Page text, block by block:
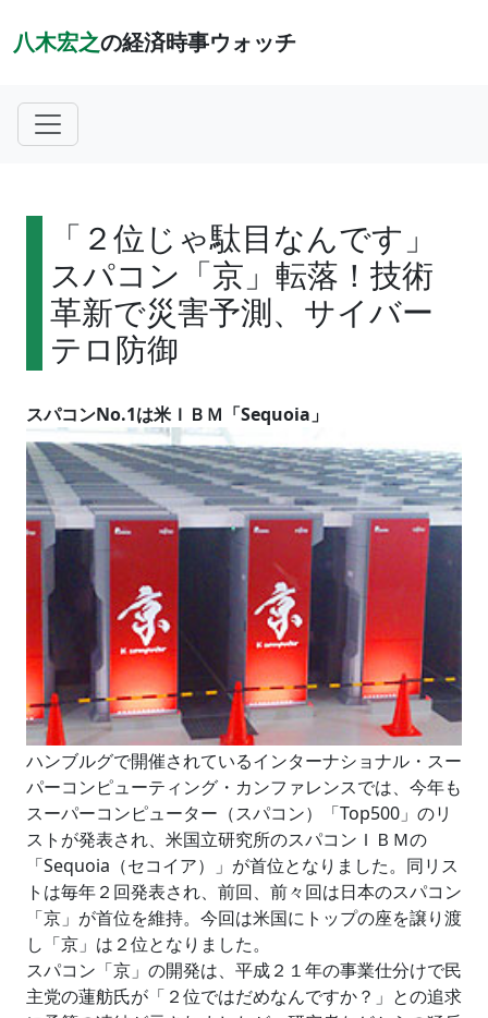
八木宏之の経済時事ウォッチ
「２位じゃ駄目なんです」
スパコン「京」転落！技術
革新で災害予測、サイバー
テロ防御
スパコンNo.1は米ＩＢＭ「Sequoia」
ハンブルグで開催されているインターナショナル・スー
パーコンピューティング・カンファレンスでは、今年も
スーパーコンピューター（スパコン）「Top500」のリ
ストが発表され、米国立研究所のスパコンＩＢＭの
「Sequoia（セコイア）」が首位となりました。同リス
トは毎年２回発表され、前回、前々回は日本のスパコン
「京」が首位を維持。今回は米国にトップの座を譲り渡
し「京」は２位となりました。
スパコン「京」の開発は、平成２１年の事業仕分けで民
主党の蓮舫氏が「２位ではだめなんですか？」との追求